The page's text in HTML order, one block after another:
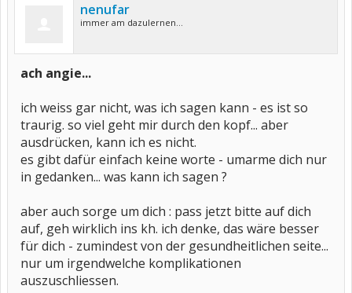
nenufar
immer am dazulernen...
ach angie...
ich weiss gar nicht, was ich sagen kann - es ist so
traurig. so viel geht mir durch den kopf... aber
ausdrücken, kann ich es nicht.
es gibt dafür einfach keine worte - umarme dich nur
in gedanken... was kann ich sagen ?
aber auch sorge um dich : pass jetzt bitte auf dich
auf, geh wirklich ins kh. ich denke, das wäre besser
für dich - zumindest von der gesundheitlichen seite...
nur um irgendwelche komplikationen
auszuschliessen.